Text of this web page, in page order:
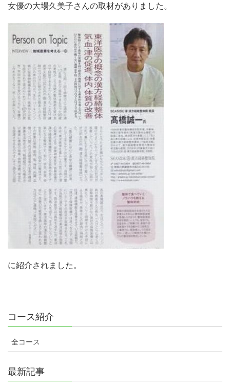
女優の大場久美子さんの取材がありました。
に紹介されました。
コース紹介
全コース
最新記事